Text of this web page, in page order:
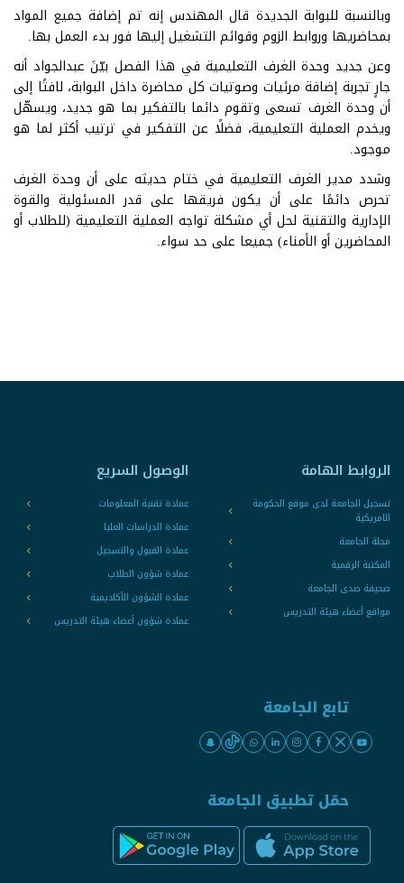
وبالنسبة للبوابة الجديدة قال المهندس إنه تم إضافة جميع المواد
بمحاضريها وروابط الزوم وقوائم التشغيل إليها فور بدء العمل بها.
وعن جديد وحدة الغرف التعليمية في هذا الفصل بيّنَ عبدالجواد أنه
جارٍ تجربة إضافة مرئيات وصوتيات كل محاضرة داخل البوابة، لافتًا إلى
أن وحدة الغرف تسعى وتقوم دائما بالتفكير بما هو جديد، ويسهّل
ويخدم العملية التعليمية، فضلًا عن التفكير في ترتيب أكثر لما هو
موجود.
وشدد مدير الغرف التعليمية في ختام حديثه على أن وحدة الغرف
تحرص دائمًا على أن يكون فريقها على قدر المسئولية والقوة
الإدارية والتقنية لحل أي مشكلة تواجه العملية التعليمية (للطلاب أو
المحاضرين أو الأمناء) جميعا على حد سواء.
الروابط الهامة
تسجيل الجامعة لدى موقع الحكومة
الامريكية
مجلة الجامعة
المكتبة الرقمية
صحيفة صدى الجامعة
مواقع أعضاء هيئة التدريس
الوصول السريع
عمادة تقنية المعلومات
عمادة الدراسات العليا
عمادة القبول والتسجيل
عمادة شؤون الطلاب
عمادة الشؤون الأكاديمية
عمادة شؤون أعضاء هيئة التدريس
تابع الجامعة
حمّل تطبيق الجامعة